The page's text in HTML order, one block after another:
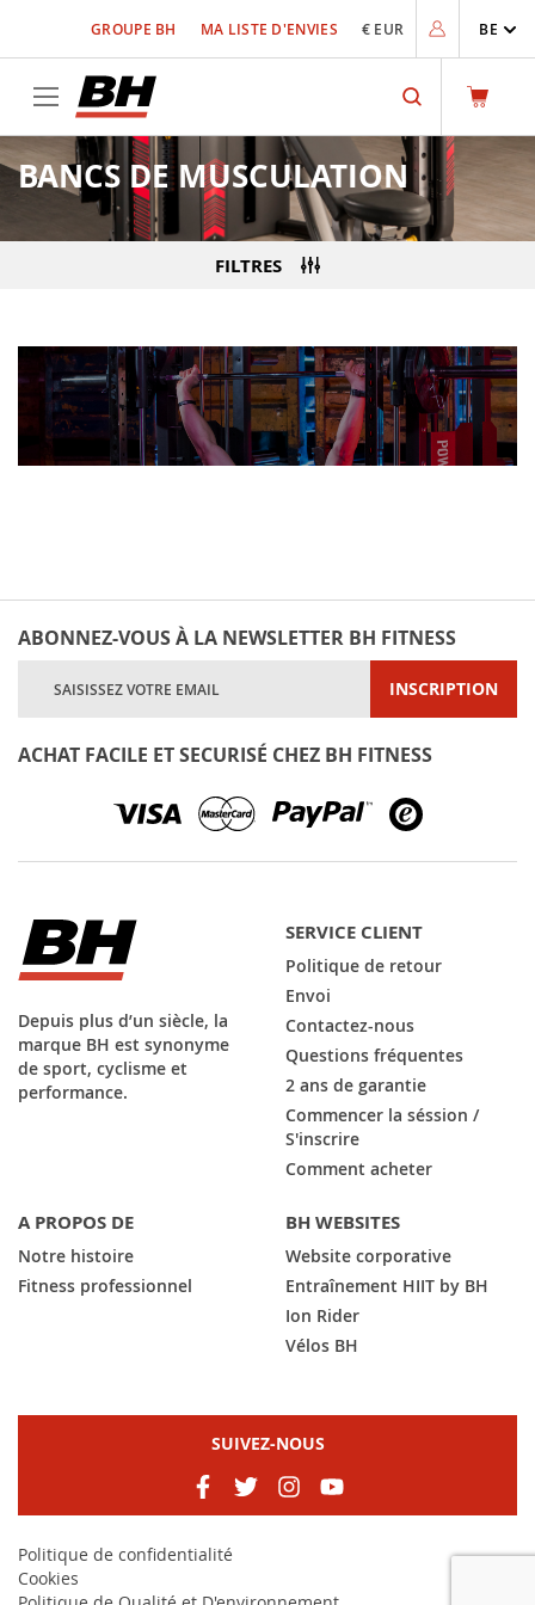
contenu
GROUPE BH MA LISTE D'ENVIES € EUR BE
Rechercher
BANCS DE MUSCULATION
FILTRES
ABONNEZ-VOUS À LA NEWSLETTER BH FITNESS
lettre
d’information
INSCRIPTION
ACHAT FACILE ET SECURISÉ CHEZ BH FITNESS
Depuis plus d’un siècle, la
marque BH est synonyme
de sport, cyclisme et
performance.
SERVICE CLIENT
Politique de retour
Envoi
Contactez-nous
Questions fréquentes
2 ans de garantie
Commencer la séssion /
S'inscrire
Comment acheter
A PROPOS DE
Notre histoire
Fitness professionnel
BH WEBSITES
Website corporative
Entraînement HIIT by BH
Ion Rider
Vélos BH
SUIVEZ-NOUS
Politique de confidentialité
Cookies